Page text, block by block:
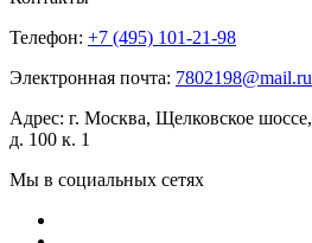
Телефон: +7 (495) 101-21-98
Электронная почта: 7802198@mail.ru
Адрес: г. Москва, Щелковское шоссе,
д. 100 к. 1
Мы в социальных сетях